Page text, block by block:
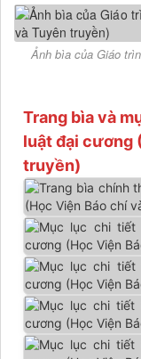
Ảnh bìa của Giáo
Trang bìa và
luật đại cương
truyền)